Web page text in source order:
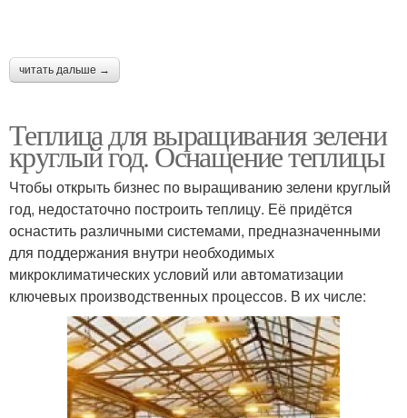
читать дальше →
Теплица для выращивания зелени
круглый год. Оснащение теплицы
Чтобы открыть бизнес по выращиванию зелени круглый
год, недостаточно построить теплицу. Её придётся
оснастить различными системами, предназначенными
для поддержания внутри необходимых
микроклиматических условий или автоматизации
ключевых производственных процессов. В их числе: